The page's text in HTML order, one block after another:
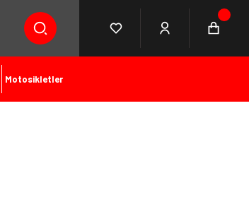
Motosikletler